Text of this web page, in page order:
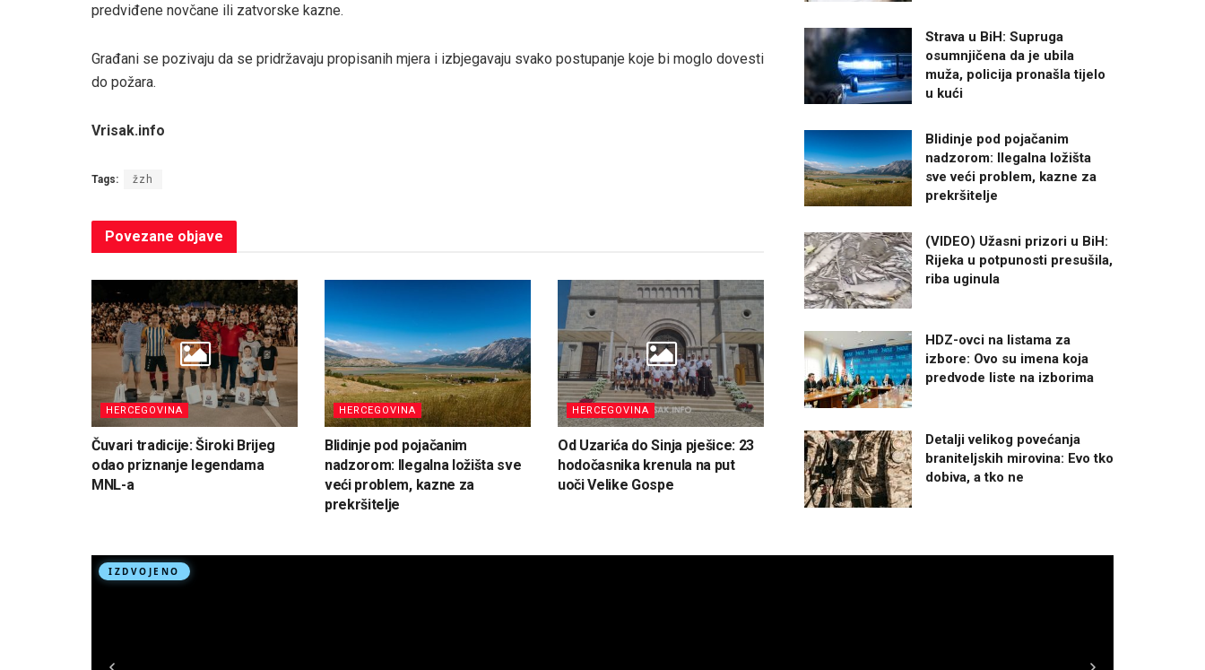
predviđene novčane ili zatvorske kazne.
Građani se pozivaju da se pridržavaju propisanih mjera i izbjegavaju svako postupanje koje bi moglo dovesti
do požara.
Vrisak.info
Tags: žzh
Povezane objave
HERCEGOVINA
Čuvari tradicije: Široki Brijeg
odao priznanje legendama
MNL-a
HERCEGOVINA
Blidinje pod pojačanim
nadzorom: Ilegalna ložišta sve
veći problem, kazne za
prekršitelje
HERCEGOVINA
Od Uzarića do Sinja pješice: 23
hodočasnika krenula na put
uoči Velike Gospe
Strava u BiH: Supruga
osumnjičena da je ubila
muža, policija pronašla tijelo
u kući
Blidinje pod pojačanim
nadzorom: Ilegalna ložišta
sve veći problem, kazne za
prekršitelje
(VIDEO) Užasni prizori u BiH:
Rijeka u potpunosti presušila,
riba uginula
HDZ-ovci na listama za
izbore: Ovo su imena koja
predvode liste na izborima
Detalji velikog povećanja
braniteljskih mirovina: Evo tko
dobiva, a tko ne